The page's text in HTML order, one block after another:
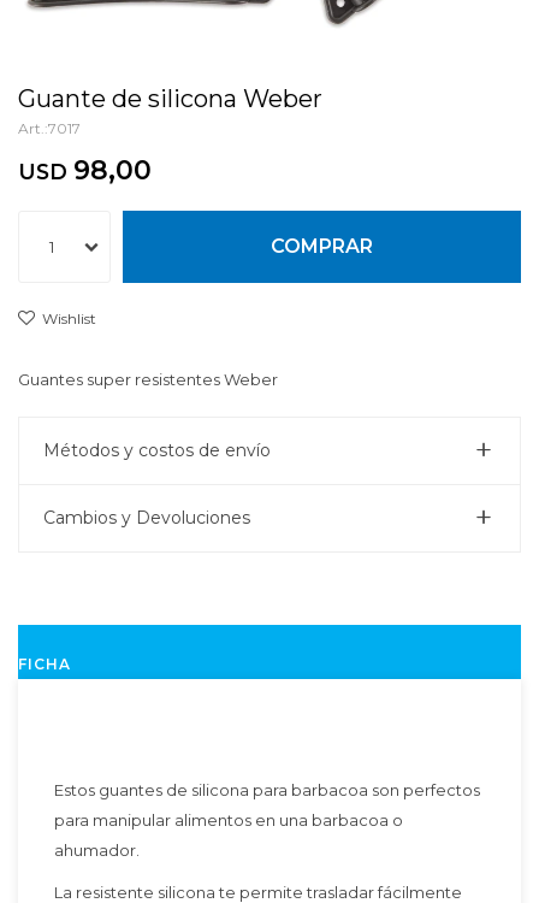
Guante de silicona Weber
7017
USD 98,00
1 COMPRAR
Guantes super resistentes Weber
Métodos y costos de envío
Cambios y Devoluciones
FICHA
Estos guantes de silicona para barbacoa son perfectos
para manipular alimentos en una barbacoa o
ahumador.
La resistente silicona te permite trasladar fácilmente